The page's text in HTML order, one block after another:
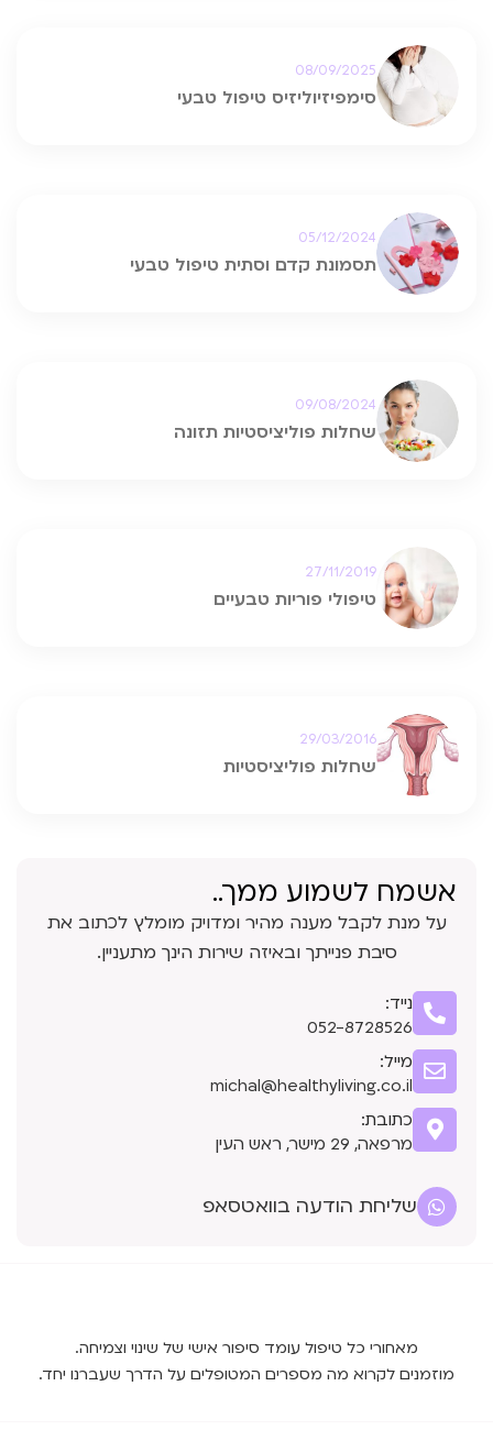
סימפיזיוליזיס טיפול טבעי
08/09/2025
תסמונת קדם וסתית טיפול טבעי
05/12/2024
שחלות פוליציסטיות תזונה
09/08/2024
טיפולי פוריות טבעיים
27/11/2019
שחלות פוליציסטיות
29/03/2016
אשמח לשמוע ממך..
על מנת לקבל מענה מהיר ומדויק מומלץ לכתוב את
סיבת פנייתך ובאיזה שירות הינך מתעניין.
נייד:
052-8728526
מייל:
michal@healthyliving.co.il
כתובת:
מרפאה, 29 מישר, ראש העין
שליחת הודעה בוואטסאפ
מאחורי כל טיפול עומד סיפור אישי של שינוי וצמיחה.
מוזמנים לקרוא מה מספרים המטופלים על הדרך שעברנו יחד.